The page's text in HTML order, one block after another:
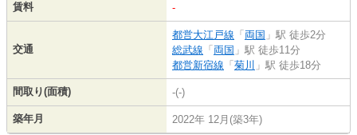
賃料 -
交通
都営大江戸線 「 両国 」駅 徒歩2分
総武線 「 両国 」駅 徒歩11分
都営新宿線 「 菊川 」駅 徒歩18分
間取り(面積) -(-)
築年月 2022年 12月(築3年)